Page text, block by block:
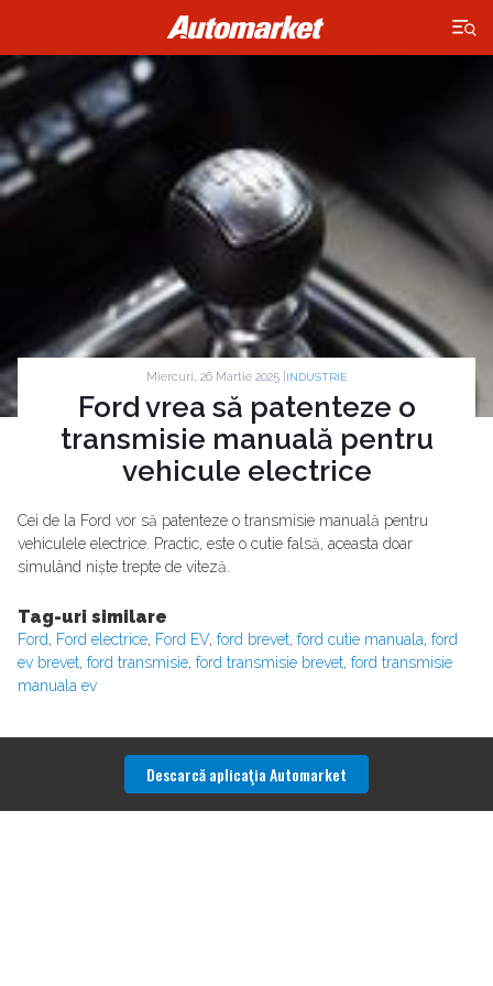
×
Miercuri, 26 Martie 2025 | INDUSTRIE
Ford vrea să patenteze o
transmisie manuală pentru
vehicule electrice
Cei de la Ford vor să patenteze o transmisie manuală pentru
vehiculele electrice. Practic, este o cutie falsă, aceasta doar
simulând niște trepte de viteză.
Tag-uri similare
Ford, Ford electrice, Ford EV, ford brevet, ford cutie manuala, ford
ev brevet, ford transmisie, ford transmisie brevet, ford transmisie
manuala ev
Descarcă aplicaţia Automarket